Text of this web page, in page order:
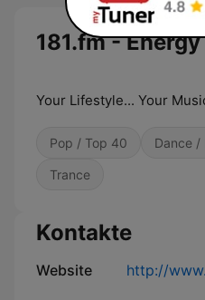
181.fm -
Your Lifestyle... Your
Pop / Top 40 Dance /
Trance
Kontakte
Website http://